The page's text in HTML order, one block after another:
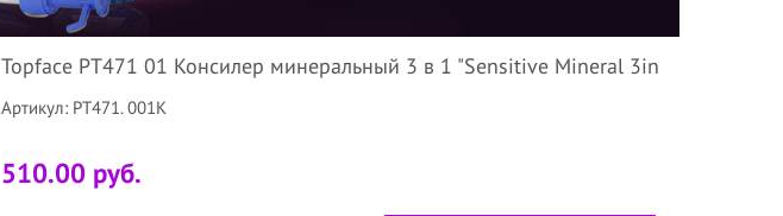
Topface PT471 01 Консилер минеральный 3 в 1 "Sensitive Mineral 3in
Артикул: PT471. 001K
510.00 руб.